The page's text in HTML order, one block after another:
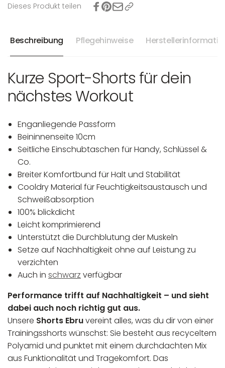
Dieses Produkt teilen
Beschreibung Pflegehinweise
Kurze Sport-Shorts für dein
nächstes Workout
Enganliegende Passform
Beininnenseite 10cm
Seitliche Einschubtaschen für Handy, Schlüssel &
Co.
Breiter Komfortbund für Halt und Stabilität
Cooldry Material für Feuchtigkeitsaustausch und
Schweißabsorption
100% blickdicht
Leicht komprimierend
Unterstützt die Durchblutung der Muskeln
Setze auf Nachhaltigkeit ohne auf Leistung zu
verzichten
Auch in schwarz verfügbar
Performance trifft auf Nachhaltigkeit – und sieht
dabei auch noch richtig gut aus.
Unsere Shorts Ebruvereint alles, was du dir von einer
Trainingsshorts wünschst: Sie besteht aus recyceltem
Polyamid und punktet mit einem durchdachten Mix
aus Funktionalität und Tragekomfort. Das